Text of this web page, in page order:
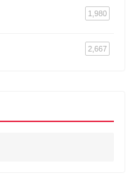
1,980
2,667